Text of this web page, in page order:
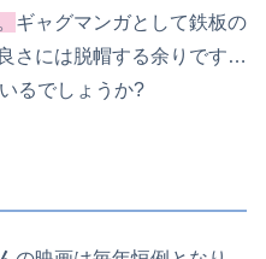
ギャグマンガとして鉄板の
さには脱帽する余りです…
るでしょうか?